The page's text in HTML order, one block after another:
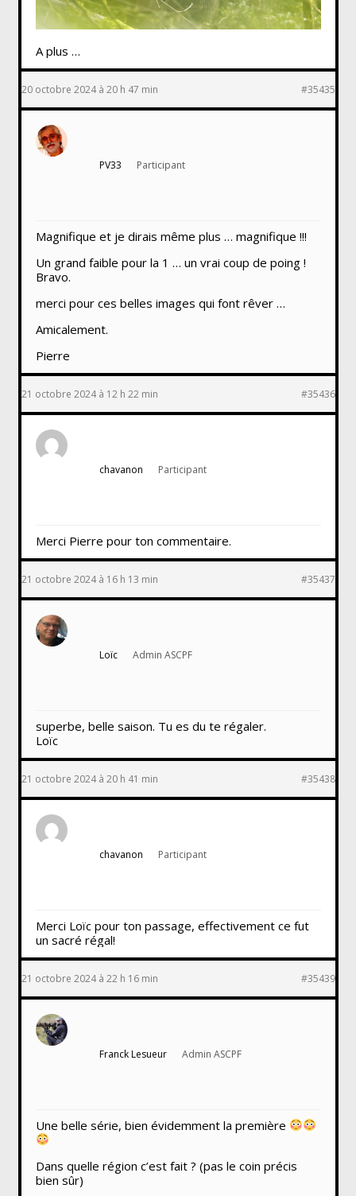
A plus …
20 octobre 2024 à 20 h 47 min #35435
PV33 Participant
Magnifique et je dirais même plus … magnifique !!!
Un grand faible pour la 1 … un vrai coup de poing !
Bravo.
merci pour ces belles images qui font rêver …
Amicalement.
Pierre
21 octobre 2024 à 12 h 22 min #35436
chavanon Participant
Merci Pierre pour ton commentaire.
21 octobre 2024 à 16 h 13 min #35437
Loïc Admin ASCPF
superbe, belle saison. Tu es du te régaler.
Loïc
21 octobre 2024 à 20 h 41 min #35438
chavanon Participant
Merci Loïc pour ton passage, effectivement ce fut
un sacré régal!
21 octobre 2024 à 22 h 16 min #35439
Franck Lesueur Admin ASCPF
Une belle série, bien évidemment la première
Dans quelle région c’est fait ? (pas le coin précis
bien sûr)